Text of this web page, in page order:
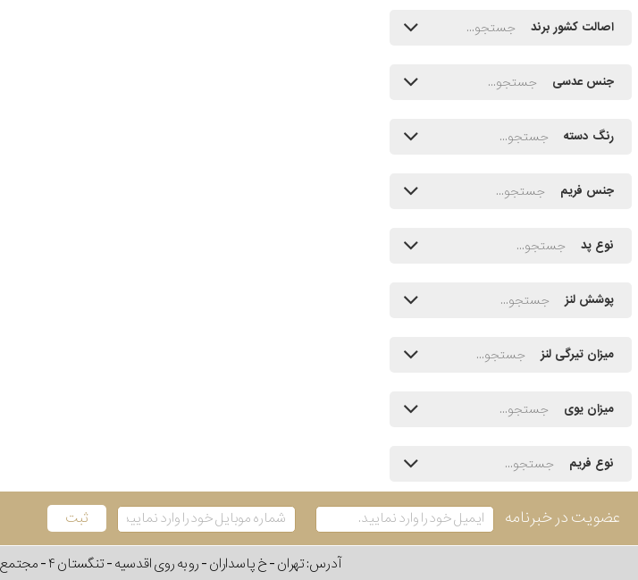
اصالت کشور برند
جنس عدسی
رنگ دسته
جنس فریم
نوع پد
پوشش لنز
میزان تیرگی لنز
میزان یوی
نوع فریم
عضویت در خبرنامه
آدرس: تهران - خ پاسداران - رو به روی اقدسیه - تنگستان ۴ - مجتمع حیات سبز - بال A - واحد ۷۱۱